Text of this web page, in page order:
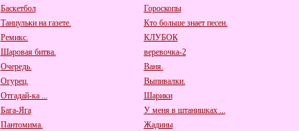
Баскетбол
Гороскопы
Танцульки на газете.
Кто больше знает песен.
Ремикс.
КЛУБОК
Шаровая битва.
веревочка-2
Очередь.
Ваня.
Огурец.
Выпивалки.
Отгадай-ка ...
Шарики
Бага-Яга
У меня в штанишках ...
Пантомима.
Жадины